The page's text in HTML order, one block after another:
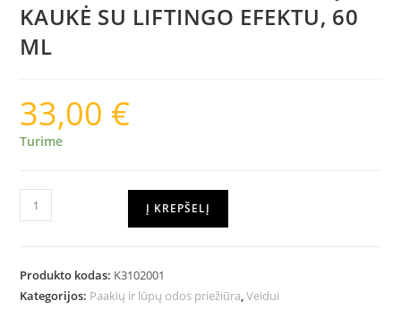
KAUKĖ SU LIFTINGO EFEKTU, 60
ML
33,00 €
Turime
Į KREPŠELĮ
Produkto kodas: K3102001
Kategorijos: Paakių ir lūpų odos priežiūra,Veidui